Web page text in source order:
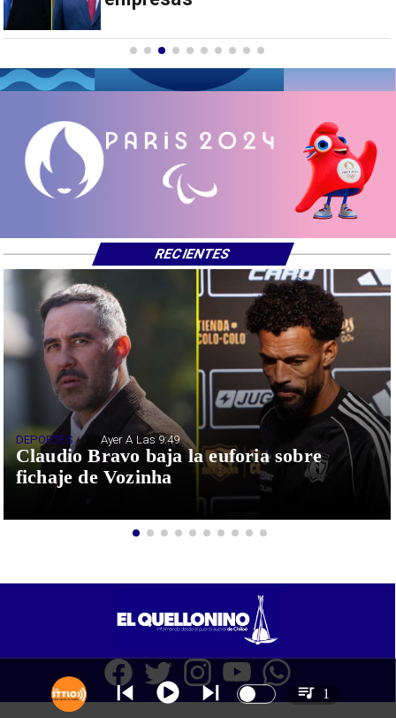
Claudio Bravo baja la euforia sobre
fichaje de Vozinha
DEPORTES Ayer A Las 9:49
RECIENTES
1